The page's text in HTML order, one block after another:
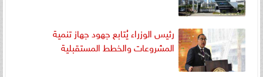
رئيس الوزراء يُتابع جهود جهاز تنمية
المشروعات والخطط المستقبلية